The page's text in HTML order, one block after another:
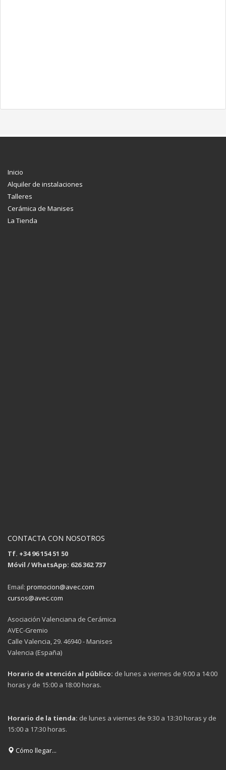
Inicio
Alquiler de instalaciones
Talleres
Cerámica de Manises
La Tienda
CONTACTA CON NOSOTROS
Tf. +34 96 154 51 50
Móvil / WhatsApp: 626 362 737
Email: promocion@avec.com
cursos@avec.com
Asociación Valenciana de Cerámica
AVEC-Gremio
Calle Valencia, 29. 46940 - Manises
Valencia (España)
Horario de atención al público: de lunes a viernes de 9:00 a 14:00
horas y de 15:00 a 18:00 horas.
Horario de la tienda: de lunes a viernes de 9:30 a 13:30 horas y de
15:00 a 17:30 horas.
Cómo llegar...